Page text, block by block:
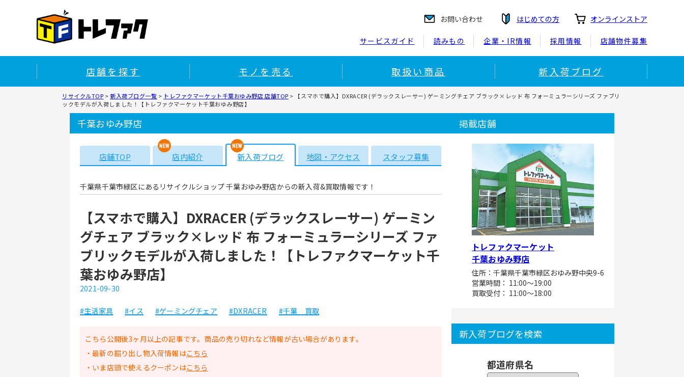
お問い合わせ はじめての方 オンラインストア
サービスガイド 読みもの 企業・IR情報 採用情報 店舗物件募集
店舗を探す モノを売る 取扱い商品 新入荷ブログ
リサイクルTOP >新入荷ブログ一覧 > トレファクマーケット千葉おゆみ野店 店舗TOP >
【スマホで購入】DXRACER (デラックスレーサー) ゲーミングチェア ブラック×レッド 布 フォーミュラーシリーズ ファブリ
ックモデルが入荷しました！【トレファクマーケット千葉おゆみ野店】
千葉おゆみ野店
店舗TOP 店内紹介 新入荷ブログ 地図・アクセス スタッフ募集
千葉県千葉市緑区にあるリサイクルショップ 千葉おゆみ野店からの新入荷&買取情報です！
【スマホで購入】DXRACER (デラックスレーサー) ゲーミン
グチェア ブラック×レッド 布 フォーミュラーシリーズ ファ
ブリックモデルが入荷しました！【トレファクマーケット千
葉おゆみ野店】
2021-09-30
#生活家具 #イス #ゲーミングチェア #DXRACER #千葉 買取
こちら公開後3ヶ月以上の記事です。商品の売り切れなど情報が古い場合があります。
・最新の掘り出し物入荷情報はこちら
・いま店頭で使えるクーポンはこちら
掲載店舗
トレファクマーケット
千葉おゆみ野店
住所：千葉県千葉市緑区おゆみ野中央9-6
営業時間： 11:00～19:00
買取受付： 11:00～18:00
新入荷ブログを検索
都道府県名